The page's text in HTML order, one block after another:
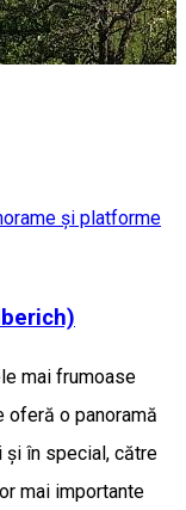
şi platforme
mai frumoase
oferă o panoramă
și în special, către
mai importante